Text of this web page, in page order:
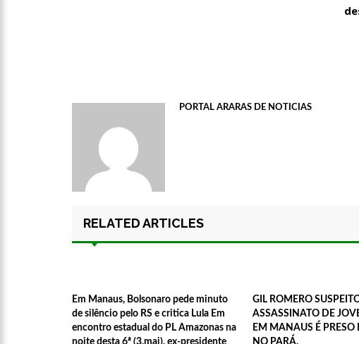
PORTAL ARARAS DE NOTICIAS
RELATED ARTICLES
Em Manaus, Bolsonaro pede minuto
de silêncio pelo RS e critica Lula Em
encontro estadual do PL Amazonas na
noite desta 6ª (3.mai), ex-presidente
GIL ROMERO
ASSASSINATO DE
EM MANAUS É PRESO
NO PARÁ.